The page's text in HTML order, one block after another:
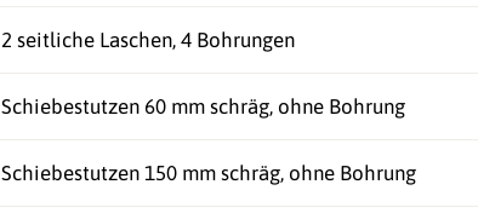
2 seitliche Laschen, 4 Bohrungen
Schiebestutzen 60 mm schräg, ohne Bohrung
Schiebestutzen 150 mm schräg, ohne Bohrung